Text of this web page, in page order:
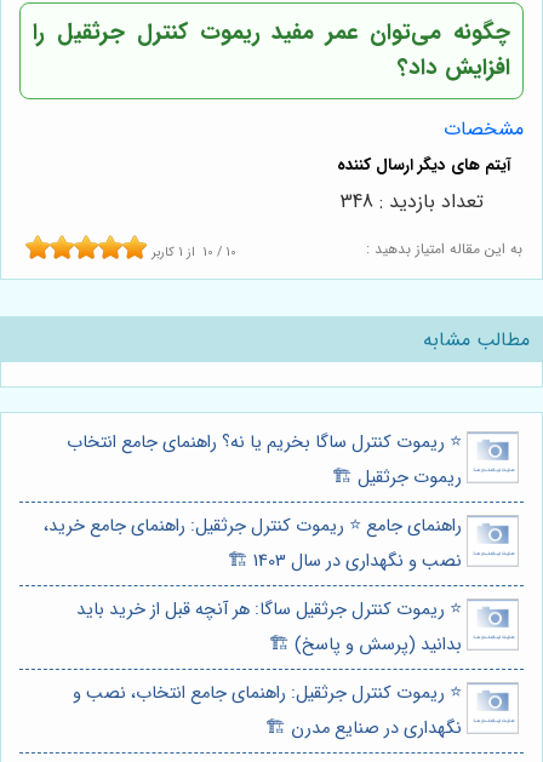
چگونه می‌توان عمر مفید ریموت کنترل جرثقیل را
افزایش داد؟
مشخصات
به این مقاله امتیاز بدهید : 10 / 10 از 1 کاربر
تعداد بازدید : 348
مطالب مشابه
⭐️ ریموت کنترل ساگا بخریم یا نه؟ راهنمای جامع انتخاب
ریموت جرثقیل 🏗️
راهنمای جامع ⭐️ ریموت کنترل جرثقیل: راهنمای جامع خرید،
نصب و نگهداری در سال 1403 🏗️
⭐️ ریموت کنترل جرثقیل ساگا: هر آنچه قبل از خرید باید
بدانید (پرسش و پاسخ) 🏗️
⭐️ ریموت کنترل جرثقیل: راهنمای جامع انتخاب، نصب و
نگهداری در صنایع مدرن 🏗️